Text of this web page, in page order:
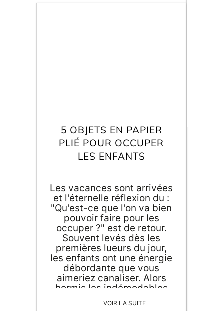
5 OBJETS EN PAPIER
PLIÉ POUR OCCUPER
LES ENFANTS
Les vacances sont arrivées
et l'éternelle réflexion du :
"Qu'est-ce que l'on va bien
pouvoir faire pour les
occuper ?" est de retour.
Souvent levés dès les
premières lueurs du jour,
les enfants ont une énergie
débordante que vous
aimeriez canaliser. Alors
hormis les indémodables
ateliers coloriage et pâte à
modeler, comment occuper
VOIR LA SUITE